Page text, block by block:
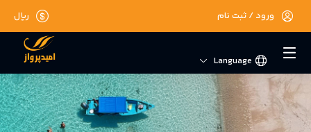
ریال ورود / ثبت نام
Language